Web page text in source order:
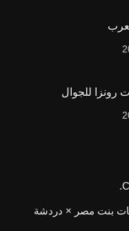
رونزا للجوال
بنت مصر × دردشة